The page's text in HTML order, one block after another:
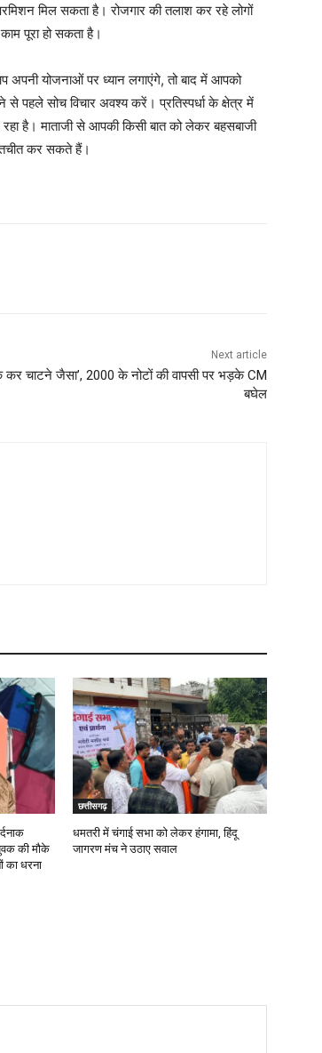
मिल सकता है। रोजगार की तलाश कर रहे लोगों
पूरा हो सकता है।
योजनाओं पर ध्यान लगाएंगे, तो बाद में आपको
सोच विचार अवश्य करें। प्रतिस्पर्धा के क्षेत्र में
रहा है। माताजी से आपकी किसी बात को लेकर बहसबाजी
कर सकते हैं।
Next article
चाटने जैसा’, 2000 के नोटों की वापसी पर भड़के CM
बघेल
की मौके
का धरना
छत्तीसगढ़
धमतरी में चंगाई सभा को लेकर हंगामा, हिंदू
जागरण मंच ने उठाए सवाल